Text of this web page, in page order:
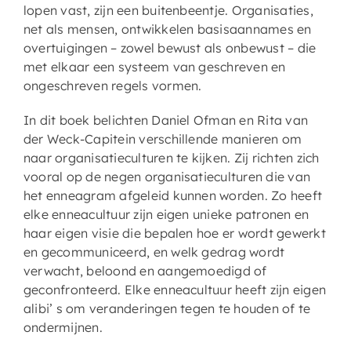
lopen vast, zijn een buitenbeentje. Organisaties,
net als mensen, ontwikkelen basisaannames en
overtuigingen – zowel bewust als onbewust – die
met elkaar een systeem van geschreven en
ongeschreven regels vormen.
In dit boek belichten Daniel Ofman en Rita van
der Weck-Capitein verschillende manieren om
naar organisatieculturen te kijken. Zij richten zich
vooral op de negen organisatieculturen die van
het enneagram afgeleid kunnen worden. Zo heeft
elke enneacultuur zijn eigen unieke patronen en
haar eigen visie die bepalen hoe er wordt gewerkt
en gecommuniceerd, en welk gedrag wordt
verwacht, beloond en aangemoedigd of
geconfronteerd. Elke enneacultuur heeft zijn eigen
alibi’ s om veranderingen tegen te houden of te
ondermijnen.